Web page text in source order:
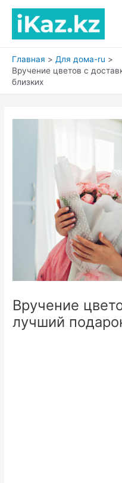
содержимому
Главная
Для дома-ru
Вручение цветов с
близких
Вручение
лучший